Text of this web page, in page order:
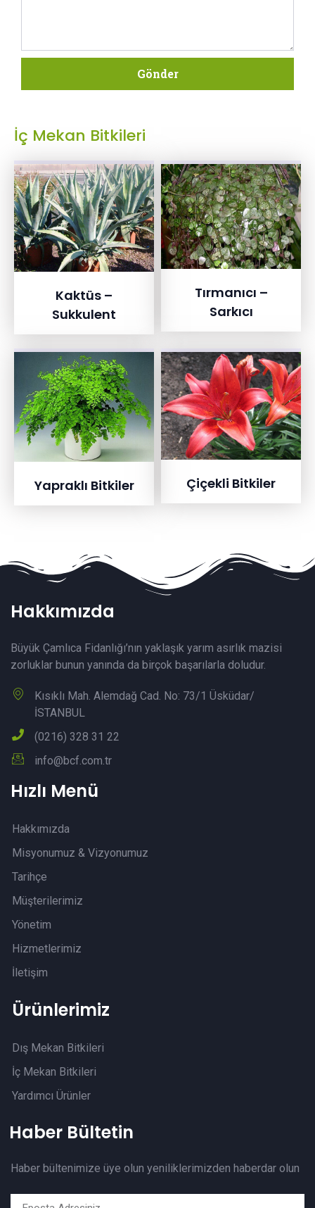
Gönder
İç Mekan Bitkileri
Kaktüs –
Sukkulent
Tırmanıcı –
Sarkıcı
Yapraklı Bitkiler Çiçekli Bitkiler
Hakkımızda
Büyük Çamlıca Fidanlığı’nın yaklaşık yarım asırlık mazisi
zorluklar bunun yanında da birçok başarılarla doludur.
Kısıklı Mah. Alemdağ Cad. No: 73/1 Üsküdar/
İSTANBUL
(0216) 328 31 22
info@bcf.com.tr
Hızlı Menü
Hakkımızda
Misyonumuz & Vizyonumuz
Tarihçe
Müşterilerimiz
Yönetim
Hizmetlerimiz
İletişim
Ürünlerimiz
Dış Mekan Bitkileri
İç Mekan Bitkileri
Yardımcı Ürünler
Haber Bültetin
Haber bültenimize üye olun yeniliklerimizden haberdar olun